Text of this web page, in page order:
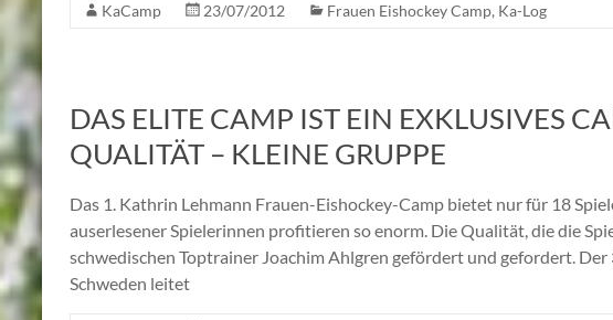
KaCamp 23/07/2012 Frauen Eishockey Camp, Ka-Log
DAS ELITE CAMP IST EIN EXKLUSIVES
UALITÄT – KLEINE GRUPPE
Das 1. Kathrin Lehmann Frauen-Eishockey-Camp bietet nur für 18
auserlesener Spielerinnen profitieren so enorm. Die Qualität, die die
schwedischen Toptrainer Joachim Ahlgren gefördert und gefordert.
Schweden leitet